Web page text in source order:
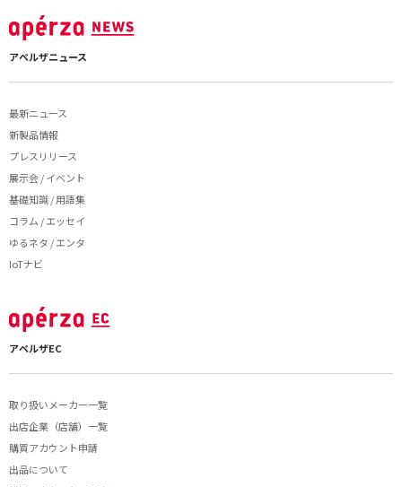
アペルザニュース
最新ニュース
新製品情報
プレスリリース
展示会 / イベント
基礎知識 / 用語集
コラム / エッセイ
ゆるネタ / エンタ
IoTナビ
アペルザEC
取り扱いメーカー一覧
出店企業（店舗）一覧
購買アカウント申請
出品について